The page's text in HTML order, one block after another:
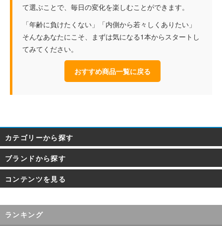
て選ぶことで、毎日の変化を楽しむことができます。
「年齢に負けたくない」「内側から若々しくありたい」
そんなあなたにこそ、まずは気になる1本からスタートし
てみてください。
おすすめ商品一覧に戻る
カテゴリーから探す
ブランドから探す
コンテンツを見る
ランキング